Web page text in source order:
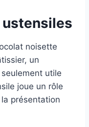
ustensiles
noisette
un
utile
joue un rôle
présentation